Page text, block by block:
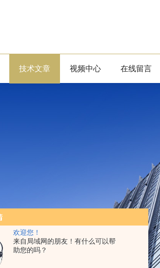
欢迎您！
来自局域网的朋友！有什么可以帮
助您的吗？
技术文章 视频中心 在线留言